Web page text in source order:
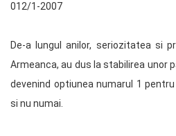
012/1-2007
De-a lungul anilor, seriozitatea si
Armeanca, au dus la stabilirea unor
devenind optiunea numarul 1
si nu numai.